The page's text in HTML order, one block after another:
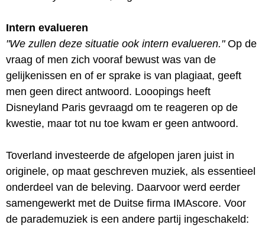
Intern evalueren
"We zullen deze situatie ook intern evalueren."Op de
vraag of men zich vooraf bewust was van de
gelijkenissen en of er sprake is van plagiaat, geeft
men geen direct antwoord. Looopings heeft
Disneyland Paris gevraagd om te reageren op de
kwestie, maar tot nu toe kwam er geen antwoord.
Toverland investeerde de afgelopen jaren juist in
originele, op maat geschreven muziek, als essentieel
onderdeel van de beleving. Daarvoor werd eerder
samengewerkt met de Duitse firma IMAscore. Voor
de parademuziek is een andere partij ingeschakeld: